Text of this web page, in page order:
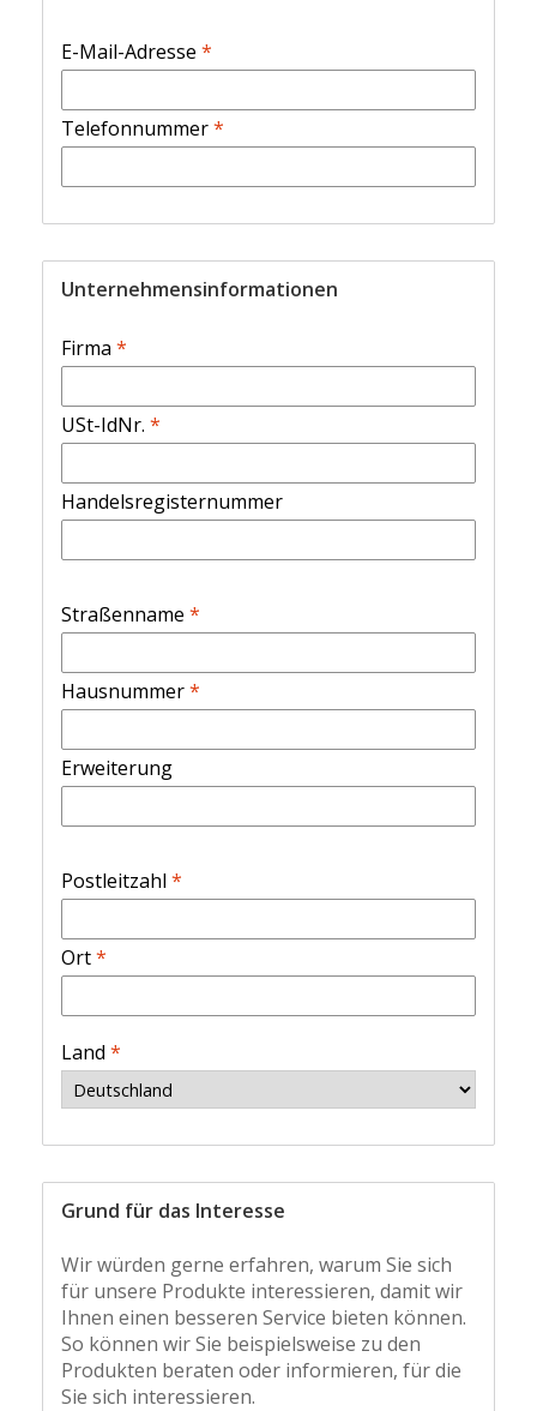
E-Mail-Adresse *
Telefonnummer*
Unternehmensinformationen
Firma *
USt-IdNr. *
Handelsregisternummer
Straßenname *
Hausnummer*
Erweiterung
Postleitzahl *
Ort*
Land *
Grund für das Interesse
Wir würden gerne erfahren, warum Sie sich
für unsere Produkte interessieren, damit wir
Ihnen einen besseren Service bieten können.
So können wir Sie beispielsweise zu den
Produkten beraten oder informieren, für die
Sie sich interessieren.